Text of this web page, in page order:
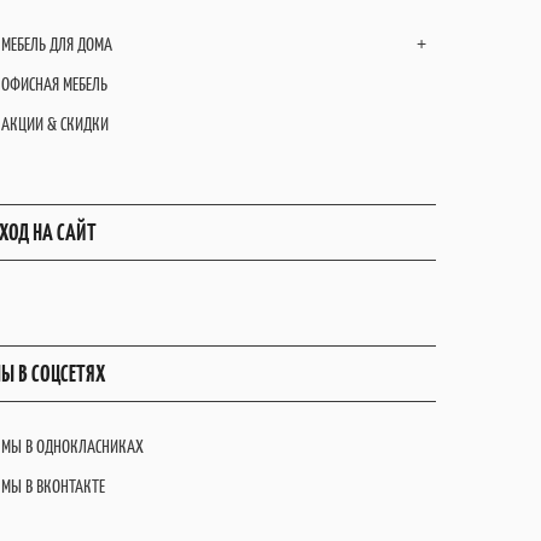
+
МЕБЕЛЬ ДЛЯ ДОМА
ОФИСНАЯ МЕБЕЛЬ
АКЦИИ & СКИДКИ
НА САЙТ
В СОЦСЕТЯХ
МЫ В ОДНОКЛАСНИКАХ
МЫ В ВКОНТАКТЕ